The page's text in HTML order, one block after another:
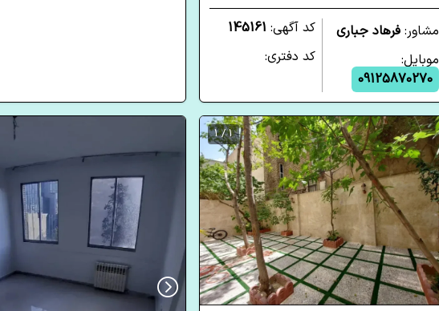
مشاور: فرهاد جباری
موبایل:
09125870270
کد آگهی: 145161
کد دفتری:
1 / 1